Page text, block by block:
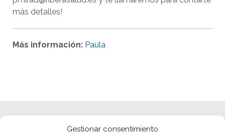
Gestionar consentimiento
más detalles!
Más información: Paula